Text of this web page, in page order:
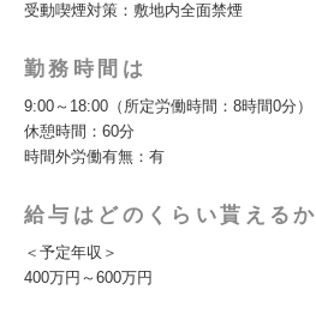
受動喫煙対策：敷地内全面禁煙
勤務時間は
9:00～18:00（所定労働時間：8時間0分）
休憩時間：60分
時間外労働有無：有
給与はどのくらい貰えるか
＜予定年収＞
400万円～600万円